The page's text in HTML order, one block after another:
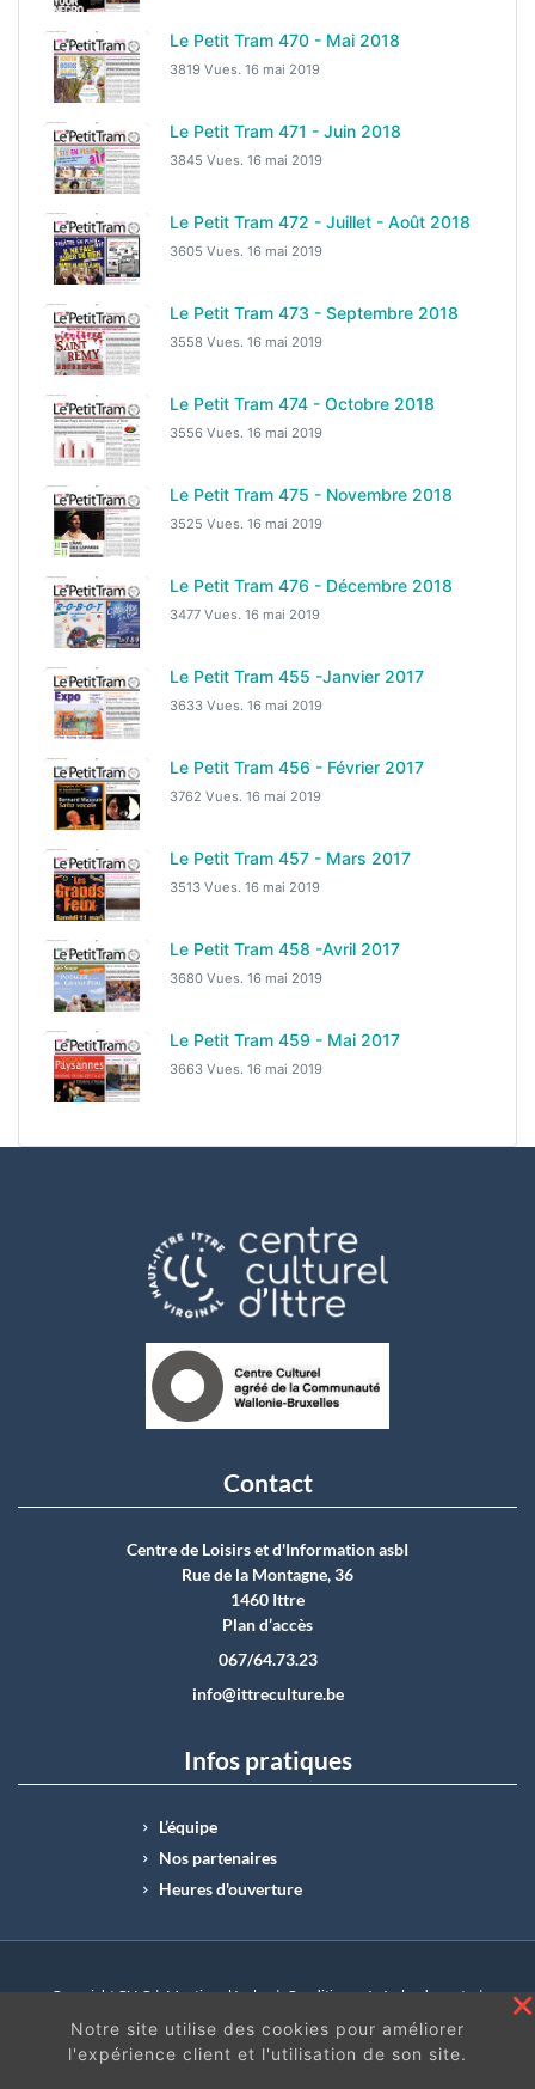
Le Petit Tram 470 - Mai 2018
3819 Vues. 16 mai 2019
Le Petit Tram 471 - Juin 2018
3845 Vues. 16 mai 2019
Le Petit Tram 472 - Juillet - Août 2018
3605 Vues. 16 mai 2019
Le Petit Tram 473 - Septembre 2018
3558 Vues. 16 mai 2019
Le Petit Tram 474 - Octobre 2018
3556 Vues. 16 mai 2019
Le Petit Tram 475 - Novembre 2018
3525 Vues. 16 mai 2019
Le Petit Tram 476 - Décembre 2018
3477 Vues. 16 mai 2019
Le Petit Tram 455 -Janvier 2017
3633 Vues. 16 mai 2019
Le Petit Tram 456 - Février 2017
3762 Vues. 16 mai 2019
Le Petit Tram 457 - Mars 2017
3513 Vues. 16 mai 2019
Le Petit Tram 458 -Avril 2017
3680 Vues. 16 mai 2019
Le Petit Tram 459 - Mai 2017
3663 Vues. 16 mai 2019
Contact
Centre de Loisirs et d'Information asbI
Rue de la Montagne, 36
1460 Ittre
Plan d’accès
067/64.73.23
info@ittreculture.be
Infos pratiques
L’équipe
Nos partenaires
Heures d'ouverture
Copyright CLI © | Mentions légales | Conditions générales de vente |
N°Entreprise : BE0414.742.009 |
BE50 0012 6285 4518
Notre site utilise des cookies pour améliorer
l'expérience client et l'utilisation de son site.